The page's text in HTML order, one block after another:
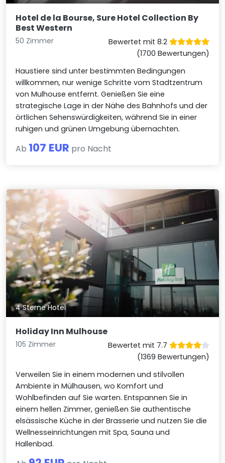
Hotel de la Bourse, Sure Hotel Collection By
Best Western
50 Zimmer
Bewertet mit 8.2
(1700 Bewertungen)
Haustiere sind unter bestimmten Bedingungen
willkommen, nur wenige Schritte vom Stadtzentrum
von Mulhouse entfernt. Genießen Sie eine
strategische Lage in der Nähe des Bahnhofs und der
örtlichen Sehenswürdigkeiten, während Sie in einer
ruhigen und grünen Umgebung übernachten.
Ab 107 EUR pro Nacht
4 Sterne Hotel
Holiday Inn Mulhouse
105 Zimmer
Bewertet mit 7.7
(1369 Bewertungen)
Verweilen Sie in einem modernen und stilvollen
Ambiente in Mülhausen, wo Komfort und
Wohlbefinden auf Sie warten. Entspannen Sie in
einem hellen Zimmer, genießen Sie authentische
elsässische Küche in der Brasserie und nutzen Sie die
Wellnesseinrichtungen mit Spa, Sauna und
Hallenbad.